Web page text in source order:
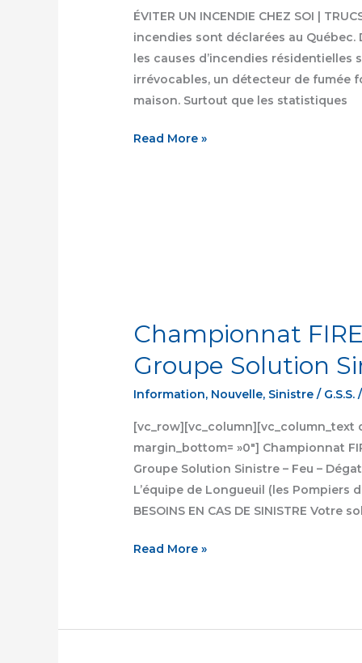
ÉVITER UN INCENDIE CHEZ SOI |
incendies sont déclarées au Québec.
les causes d’incendies
irrévocables, un détecteur de fumée
maison. Surtout que les statistiques
Read More »
Championnat
Groupe Solution
Information, Nouvelle, Sinistre / G.S.S.
[vc_row][vc_column][vc_column_text
margin_bottom= »0″] Championnat
Groupe Solution Sinistre – Feu –
L’équipe de Longueuil (les Pompiers
BESOINS EN CAS DE SINISTRE
2014
–
Groupe
Sinistre
Read More »